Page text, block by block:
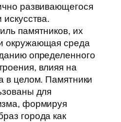
развивающегося
искусства.
памятников, их
окружающая среда
определенного
влияя на
в целом. Памятники
для
формируя
города как